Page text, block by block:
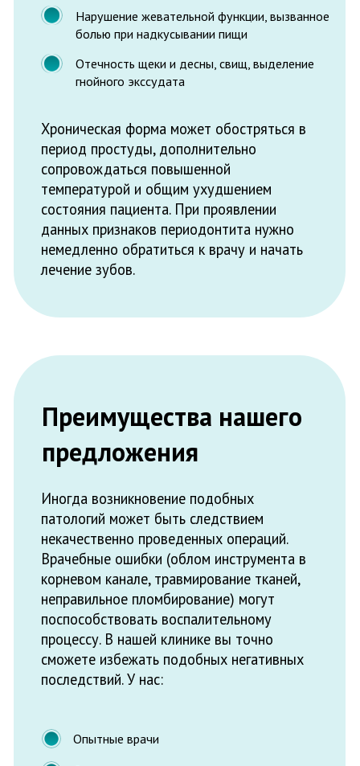
Преимущества нашего
предложения
Все это позволяет обеспечить всем
помощи. На сайте вы можете узнать
общую стоимость лечения периодонтита
зубов, цена в каждом конкретном случае
определяется индивидуально в
зависимости от стадии и других
особенностей течения болезни.
Значительный опыт
Иногда возникновение подобных
патологий может быть следствием
некачественно проведенных операций.
Врачебные ошибки (облом инструмента в
корневом канале, травмирование тканей,
неправильное пломбирование) могут
поспособствовать воспалительному
процессу. В нашей клинике вы точно
сможете избежать подобных негативных
Запишитесь на консультацию по телефону:
+7 (8313) 28-00-37